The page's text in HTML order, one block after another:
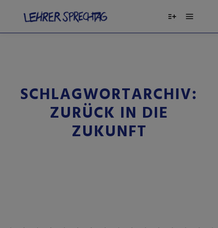
SCHLAGWORTARCHIV:
ZURÜCK IN DIE
ZUKUNFT